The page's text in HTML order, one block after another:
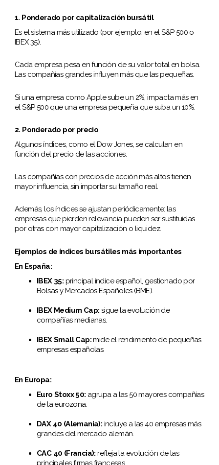
1. Ponderado por capitalización bursátil
Es el sistema más utilizado (por ejemplo, en el S&P 500 o
IBEX 35).
Cada empresa pesa en función de su valor total en bolsa.
Las compañías grandes influyen más que las pequeñas.
Si una empresa como Apple sube un 2%, impacta más en
el S&P 500 que una empresa pequeña que suba un 10%.
2. Ponderado por precio
Algunos índices, como el Dow Jones, se calculan en
función del precio de las acciones.
Las compañías con precios de acción más altos tienen
mayor influencia, sin importar su tamaño real.
Además, los índices se ajustan periódicamente: las
empresas que pierden relevancia pueden ser sustituidas
por otras con mayor capitalización o liquidez.
Ejemplos de índices bursátiles más importantes
En España:
IBEX 35: principal índice español, gestionado por
Bolsas y Mercados Españoles (BME).
IBEX Medium Cap: sigue la evolución de
compañías medianas.
IBEX Small Cap:mide el rendimiento de pequeñas
empresas españolas.
En Europa:
Euro Stoxx 50: agrupa a las 50 mayores compañías
de la eurozona.
DAX 40 (Alemania): incluye a las 40 empresas más
grandes del mercado alemán.
CAC 40 (Francia): refleja la evolución de las
principales firmas francesas.